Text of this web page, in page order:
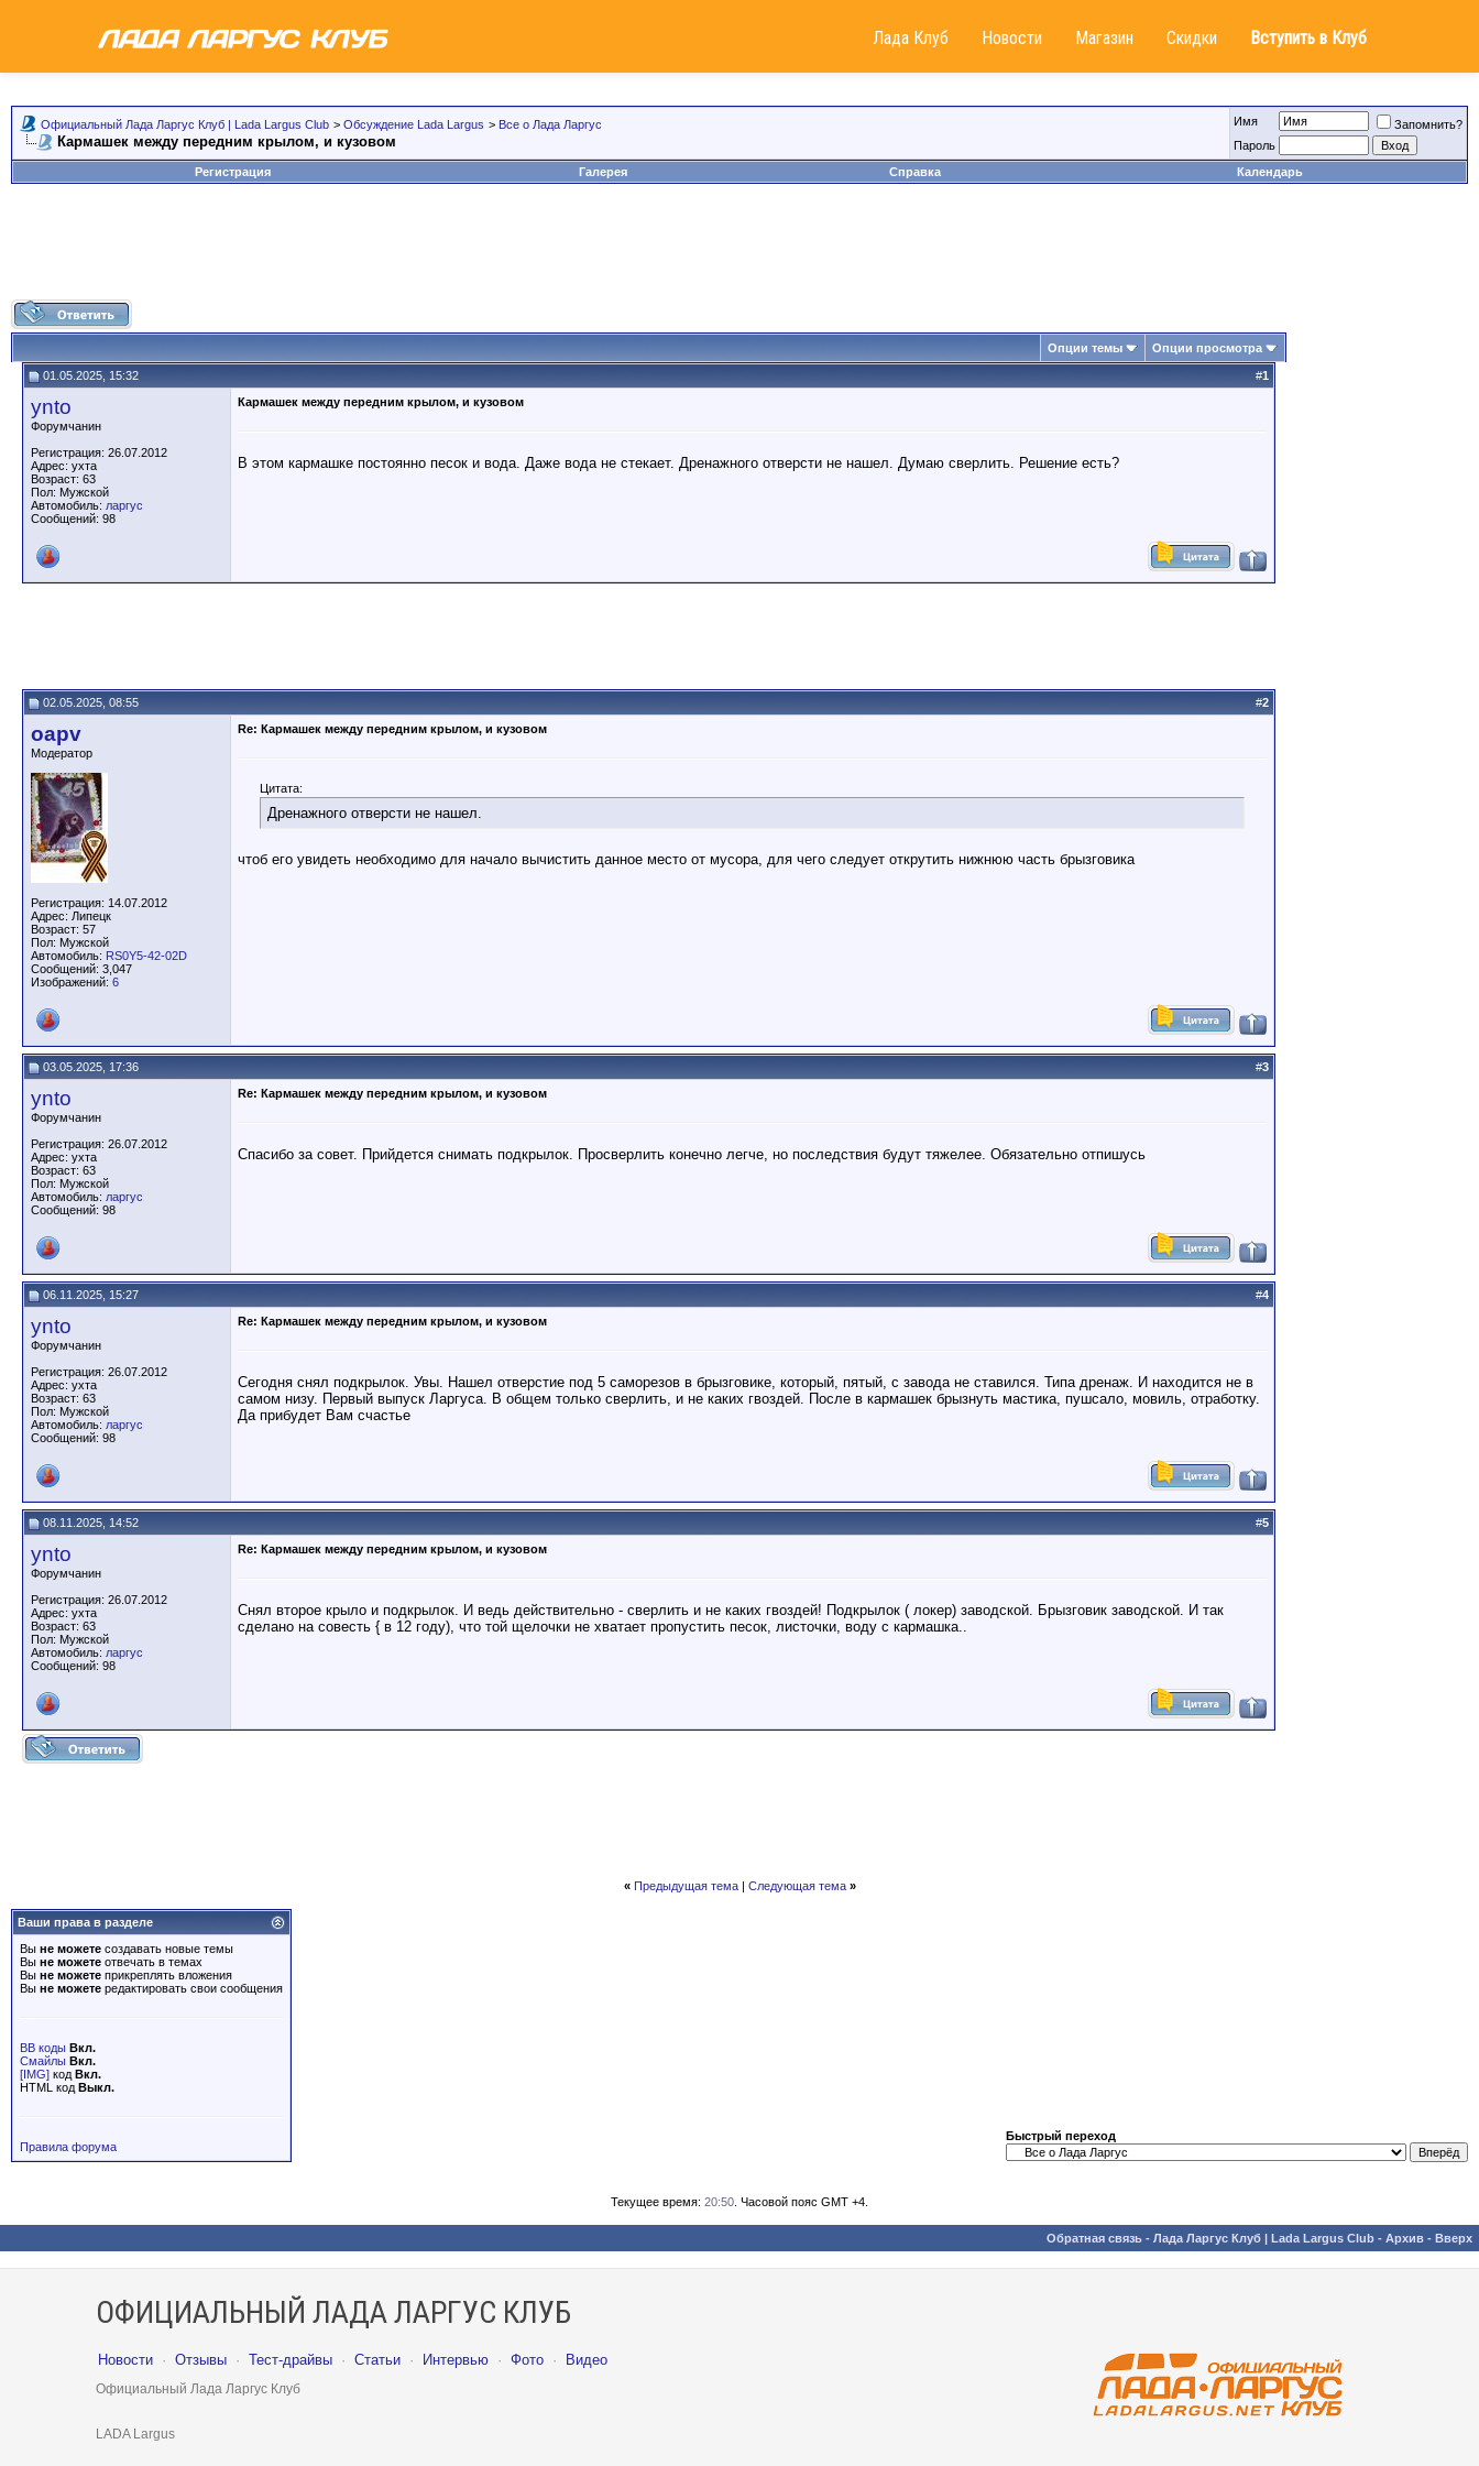
Лада Клуб Новости Магазин Скидки Вступить в Клуб
Официальный Лада Ларгус Клуб | Lada Largus Club > Обсуждение Lada Largus > Все о Лада Ларгус
Кармашек между передним крылом, и кузовом
Имя
Запомнить?
Пароль
Регистрация
Галерея Справка Календарь
Опции темы Опции просмотра
01.05.2025, 15:32 #1
ynto
Форумчанин
Регистрация: 26.07.2012
Адрес: ухта
Возраст: 63
Пол: Мужской
Автомобиль: ларгус
Сообщений: 98
Кармашек между передним крылом, и кузовом
В этом кармашке постоянно песок и вода. Даже вода не стекает. Дренажного отверсти не нашел. Думаю сверлить. Решение есть?
02.05.2025, 08:55 #2
oapv
Модератор
Регистрация: 14.07.2012
Адрес: Липецк
Возраст: 57
Пол: Мужской
Автомобиль: RS0Y5-42-02D
Сообщений: 3,047
Изображений: 6
Re: Кармашек между передним крылом, и кузовом
Цитата:
Дренажного отверсти не нашел.
чтоб его увидеть необходимо для начало вычистить данное место от мусора, для чего следует открутить нижнюю часть брызговика
03.05.2025, 17:36 #3
ynto
Форумчанин
Регистрация: 26.07.2012
Адрес: ухта
Возраст: 63
Пол: Мужской
Автомобиль: ларгус
Сообщений: 98
Re: Кармашек между передним крылом, и кузовом
Спасибо за совет. Прийдется снимать подкрылок. Просверлить конечно легче, но последствия будут тяжелее. Обязательно отпишусь
06.11.2025, 15:27 #4
ynto
Форумчанин
Регистрация: 26.07.2012
Адрес: ухта
Возраст: 63
Пол: Мужской
Автомобиль: ларгус
Сообщений: 98
Re: Кармашек между передним крылом, и кузовом
Сегодня снял подкрылок. Увы. Нашел отверстие под 5 саморезов в брызговике, который, пятый, с завода не ставился. Типа дренаж. И находится не в
самом низу. Первый выпуск Ларгуса. В общем только сверлить, и не каких гвоздей. После в кармашек брызнуть мастика, пушсало, мовиль, отработку.
Да прибудет Вам счастье
08.11.2025, 14:52 #5
ynto
Форумчанин
Регистрация: 26.07.2012
Адрес: ухта
Возраст: 63
Пол: Мужской
Автомобиль: ларгус
Сообщений: 98
Re: Кармашек между передним крылом, и кузовом
Снял второе крыло и подкрылок. И ведь действительно - сверлить и не каких гвоздей! Подкрылок ( локер) заводской. Брызговик заводской. И так
сделано на совесть { в 12 году), что той щелочки не хватает пропустить песок, листочки, воду с кармашка..
« Предыдущая тема| Следующая тема »
Ваши права в разделе
Вы не можете создавать новые темы
Вы не можете отвечать в темах
Вы не можете прикреплять вложения
Вы не можете редактировать свои сообщения
BB коды Вкл.
Смайлы Вкл.
[IMG] код Вкл.
HTML код Выкл.
Правила форума
Быстрый переход
Текущее время: 20:50 . Часовой пояс GMT +4.
Обратная связь - Лада Ларгус Клуб | Lada Largus Club - Архив - Вверх
ОФИЦИАЛЬНЫЙ ЛАДА ЛАРГУС КЛУБ
Новости · Отзывы · Тест-драйвы · Статьи · Интервью · Фото · Видео
Официальный Лада Ларгус Клуб
LADA Largus